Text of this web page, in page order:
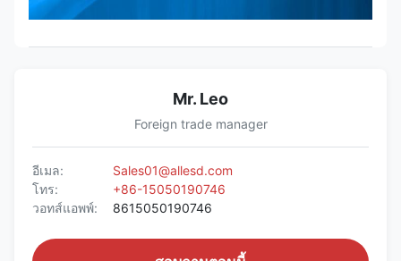
Mr. Leo
Foreign trade manager
อีเมล:
Sales01@allesd.com
โทร:
+86-15050190746
วอทส์แอพพ์:
8615050190746